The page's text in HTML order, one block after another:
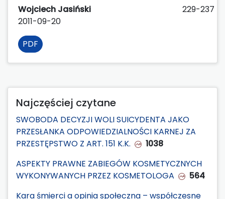
Wojciech Jasiński
229-237
2011-09-20
PDF
Najczęściej czytane
SWOBODA DECYZJI WOLI SUICYDENTA JAKO
PRZESŁANKA ODPOWIEDZIALNOŚCI KARNEJ ZA
PRZESTĘPSTWO Z ART. 151 K.K.
1038
ASPEKTY PRAWNE ZABIEGÓW KOSMETYCZNYCH
WYKONYWANYCH PRZEZ KOSMETOLOGA
564
Kara śmierci a opinia społeczna – współczesne